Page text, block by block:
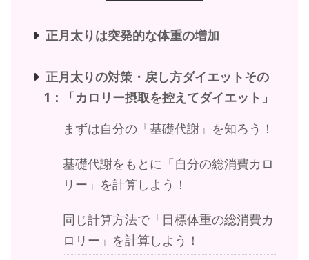
正月太りは突発的な体重の増加
正月太りの対策・戻し方ダイエットその
1：「カロリー摂取を控えてダイエット」
まずは自分の「基礎代謝」を知ろう！
基礎代謝をもとに「自分の総消費カロ
リー」を計算しよう！
同じ計算方法で「目標体重の総消費カ
ロリー」を計算しよう！